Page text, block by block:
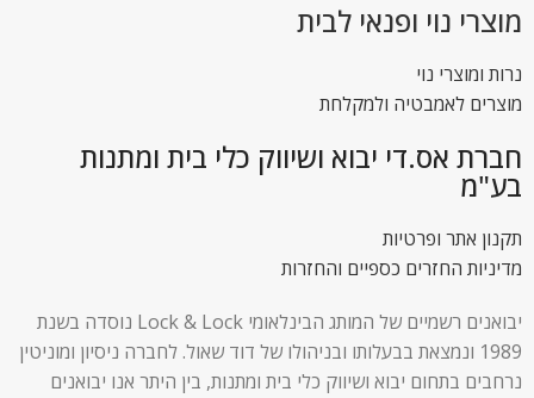
מוצרי נוי ופנאי לבית
נרות ומוצרי נוי
מוצרים לאמבטיה ולמקלחת
חברת אס.די יבוא ושיווק כלי בית ומתנות
בע"מ
תקנון אתר ופרטיות
מדיניות החזרים כספיים והחזרות
יבואנים רשמיים של המותג הבינלאומי Lock & Lock נוסדה בשנת
1989 ונמצאת בבעלותו ובניהולו של דוד שאול. לחברה ניסיון ומוניטין
נרחבים בתחום יבוא ושיווק כלי בית ומתנות, בין היתר אנו יבואנים